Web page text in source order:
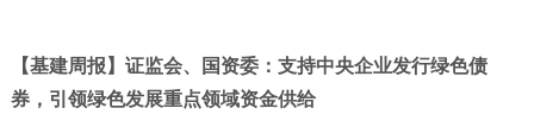
【基建周报】证监会、国资委：支持中央企业发行绿色债
券，引领绿色发展重点领域资金供给